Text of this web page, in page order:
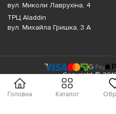
Головна Каталог
вул. Миколи Лаврухіна, 4
ТРЦ Aladdin
вул. Михайла Гришка, 3 А
Copyright ©